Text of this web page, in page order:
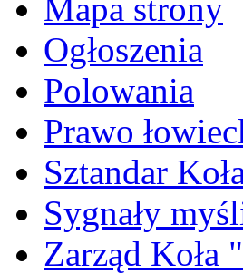
Mapa strony
Ogłoszenia
Polowania
Prawo
Sztandar
Sygnały
Zarząd Koła